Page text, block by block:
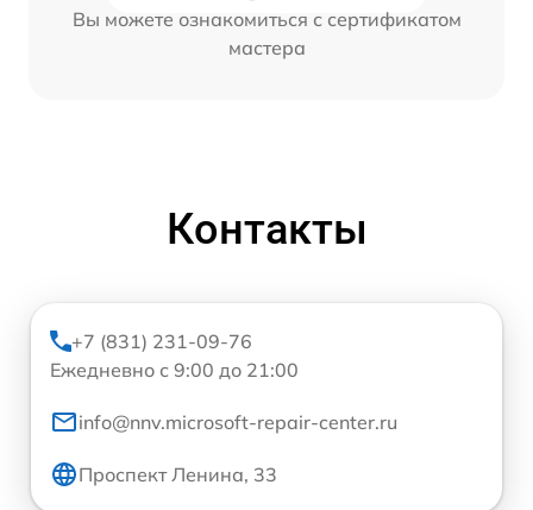
Вы можете ознакомиться с сертификатом
мастера
Контакты
+7 (831) 231-09-76
Ежедневно с 9:00 до 21:00
info@nnv.microsoft-repair-center.ru
Проспект Ленина, 33